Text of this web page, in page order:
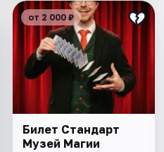
от 2 000 ₽
Билет Стандарт
Музей Магии